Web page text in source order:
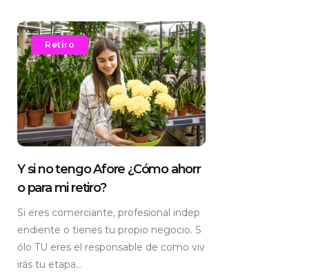
Retiro
Y si no tengo Afore ¿Cómo ahorr
o para mi retiro?
Si eres comerciante, profesional indep
endiente o tienes tu propio negocio. S
ólo TU eres el responsable de como viv
irás tu etapa...